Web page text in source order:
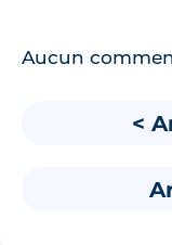
Aucun
<